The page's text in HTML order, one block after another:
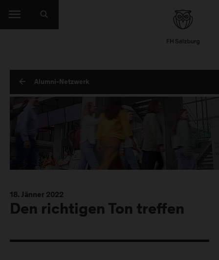
Alumni-Netzwerk
18. Jänner 2022
Den richtigen Ton treffen